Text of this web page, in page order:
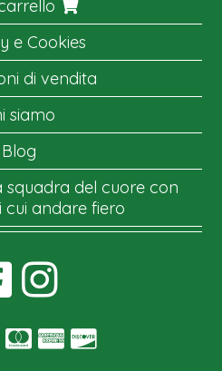
e Cookies
di vendita
siamo
Blog
squadra del cuore con
cui andare fiero